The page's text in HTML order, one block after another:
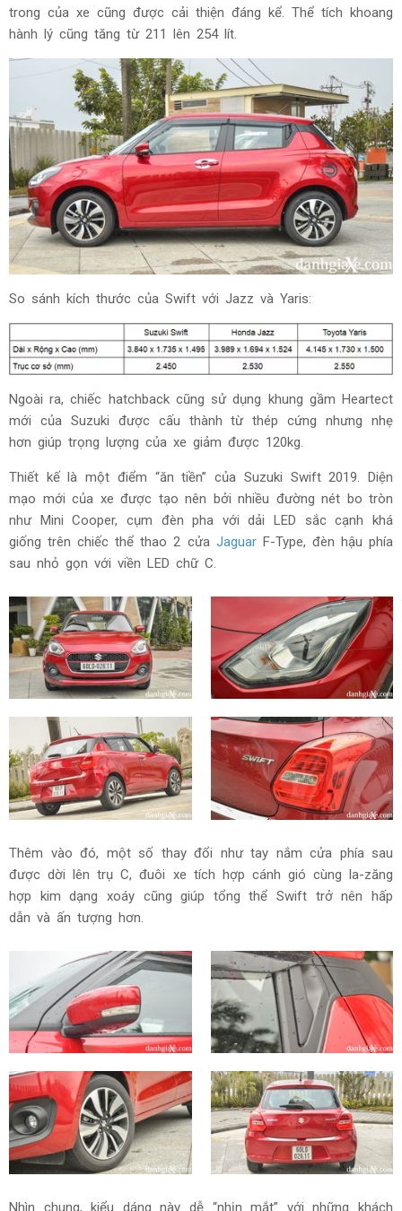
trong của xe cũng được cải thiện đáng kể. Thể tích khoang
hành lý cũng tăng từ 211 lên 254 lít.
So sánh kích thước của Swift với Jazz và Yaris:
Ngoài ra, chiếc hatchback cũng sử dụng khung gầm Heartect
mới của Suzuki được cấu thành từ thép cứng nhưng nhẹ
hơn giúp trọng lượng của xe giảm được 120kg.
Thiết kế là một điểm “ăn tiền” của Suzuki Swift 2019. Diện
mạo mới của xe được tạo nên bởi nhiều đường nét bo tròn
như Mini Cooper, cụm đèn pha với dải LED sắc cạnh khá
giống trên chiếc thể thao 2 cửa JaguarF-Type, đèn hậu phía
sau nhỏ gọn với viền LED chữ C.
Thêm vào đó, một số thay đổi như tay nắm cửa phía sau
được dời lên trụ C, đuôi xe tích hợp cánh gió cùng la-zăng
hợp kim dạng xoáy cũng giúp tổng thể Swift trở nên hấp
dẫn và ấn tượng hơn.
Nhìn chung, kiểu dáng này dễ “nhịn mắt” với những khách